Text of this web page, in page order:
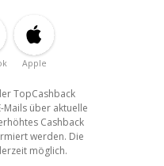
Apple
TopCashback
Mails über aktuelle
Cashback
werden. Die
möglich.